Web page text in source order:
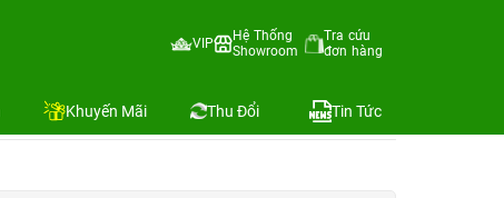
VIP
Hệ Thống
Showroom
Tra cứu
đơn hàng
Khuyến Mãi Thu Đổi Tin Tức